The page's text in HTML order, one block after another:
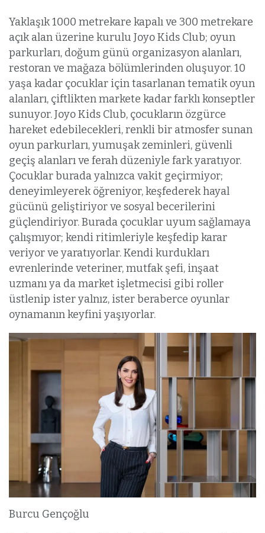
Yaklaşık 1000 metrekare kapalı ve 300 metrekare
açık alan üzerine kurulu Joyo Kids Club; oyun
parkurları, doğum günü organizasyon alanları,
restoran ve mağaza bölümlerinden oluşuyor. 10
yaşa kadar çocuklar için tasarlanan tematik oyun
alanları, çiftlikten markete kadar farklı konseptler
sunuyor. Joyo Kids Club, çocukların özgürce
hareket edebilecekleri, renkli bir atmosfer sunan
oyun parkurları, yumuşak zeminleri, güvenli
geçiş alanları ve ferah düzeniyle fark yaratıyor.
Çocuklar burada yalnızca vakit geçirmiyor;
deneyimleyerek öğreniyor, keşfederek hayal
gücünü geliştiriyor ve sosyal becerilerini
güçlendiriyor. Burada çocuklar uyum sağlamaya
çalışmıyor; kendi ritimleriyle keşfedip karar
veriyor ve yaratıyorlar. Kendi kurdukları
evrenlerinde veteriner, mutfak şefi, inşaat
uzmanı ya da market işletmecisi gibi roller
üstlenip ister yalnız, ister beraberce oyunlar
oynamanın keyfini yaşıyorlar.
Burcu Gençoğlu